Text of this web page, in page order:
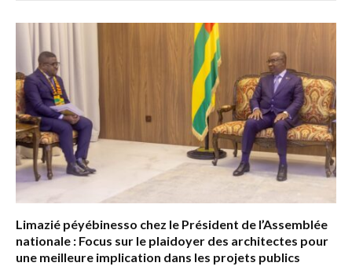
Limazié péyébinesso chez le Président de l’Assemblée
nationale : Focus sur le plaidoyer des architectes pour
une meilleure implication dans les projets publics